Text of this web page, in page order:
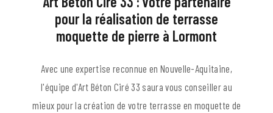
pour la réalisation de terrasse
moquette de pierre à Lormont
Avec une expertise reconnue en Nouvelle-Aquitaine,
l'équipe d'Art Béton Ciré 33 saura vous conseiller au
mieux pour la création de votre terrasse en moquette de